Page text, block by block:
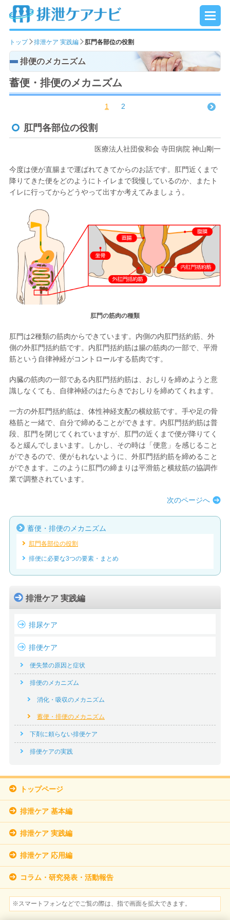
トップ 排泄ケア 実践編 肛門各部位の役割
排泄ケア 実践編
排尿ケア
排便ケア
便失禁の原因と症状
排便のメカニズム
消化・吸収のメカニズム
蓄便・排便のメカニズム
下剤に頼らない排便ケア
排便ケアの実践
排便のメカニズム
蓄便・排便のメカニズム
1 2
肛門各部位の役割
医療法人社団俊和会 寺田病院 神山剛一
今度は便が直腸まで運ばれてきてからのお話です。肛門近くまで
降りてきた便をどのようにトイレまで我慢しているのか、またト
イレに行ってからどうやって出すか考えてみましょう。
肛門の筋肉の種類
肛門は2種類の筋肉からできています。内側の内肛門括約筋、外
側の外肛門括約筋です。内肛門括約筋は腸の筋肉の一部で、平滑
筋という自律神経がコントロールする筋肉です。
内臓の筋肉の一部である内肛門括約筋は、おしりを締めようと意
識しなくても、自律神経のはたらきでおしりを締めてくれます。
一方の外肛門括約筋は、体性神経支配の横紋筋です。手や足の骨
格筋と一緒で、自分で締めることができます。内肛門括約筋は普
段、肛門を閉じてくれていますが、肛門の近くまで便が降りてく
ると緩んでしまいます。しかし、その時は「便意」を感じること
ができるので、便がもれないように、外肛門括約筋を締めること
ができます。このように肛門の締まりは平滑筋と横紋筋の協調作
業で調整されています。
次のページへ
蓄便・排便のメカニズム
肛門各部位の役割
排便に必要な3つの要素・まとめ
トップページ
排泄ケア 基本編
排泄ケア 実践編
排泄ケア 応用編
コラム・研究発表・活動報告
※スマートフォンなどでご覧の際は、指で画面を拡大できます。